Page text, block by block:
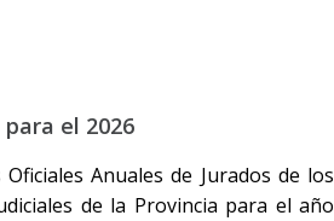
el 2026
Anuales de Jurados de los
de la Provincia para el año